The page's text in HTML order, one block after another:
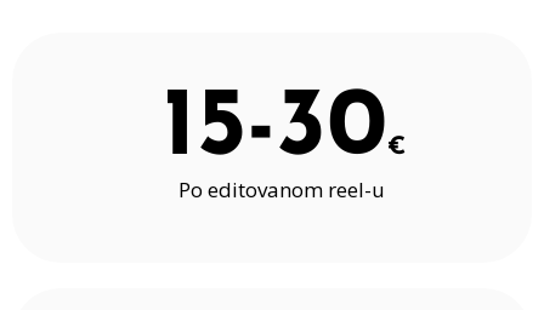
15-30€
Po editovanom reel-u